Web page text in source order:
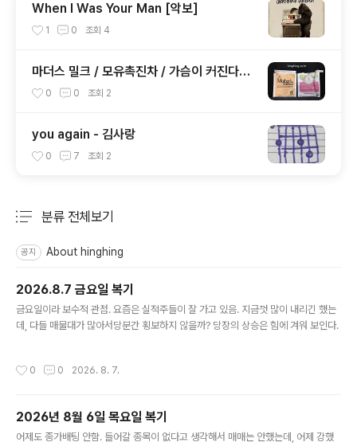
When I Was Your Man [악보]
1 0 조회 4
마더스 밀크 / 모유촉진차 / 가슴이 커진다던
데? 바스트업
0 0 조회 2
you again - 김사랑
0 7 조회 2
분류 전체보기
공지 About hinghing
2026.8.7 금요일 복기
금요일이라 보수적 관점. 요즘은 실적주들이 잘 가고 있음. 지금껏 많이 내리긴 했는
데, 다들 매물대가 많아서당분간 횡보하지 않을까? 당장의 상승은 힘에 겨워 보인다.
0 0 2026. 8. 7.
2026년 8월 6일 목요일 복기
어제도 종가배팅 안함. 들어갈 종목이 없다고 생각해서 매매는 안했는데, 어제 강했